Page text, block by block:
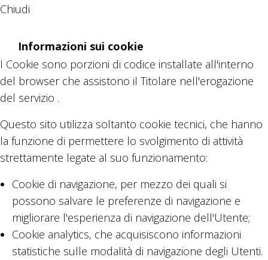
Chiudi
Informazioni sui cookie
I Cookie sono porzioni di codice installate all'interno
del browser che assistono il Titolare nell'erogazione
del servizio .
Questo sito utilizza soltanto cookie tecnici, che hanno
la funzione di permettere lo svolgimento di attività
strettamente legate al suo funzionamento:
Cookie di navigazione, per mezzo dei quali si
possono salvare le preferenze di navigazione e
migliorare l'esperienza di navigazione dell'Utente;
Cookie analytics, che acquisiscono informazioni
statistiche sulle modalità di navigazione degli Utenti.